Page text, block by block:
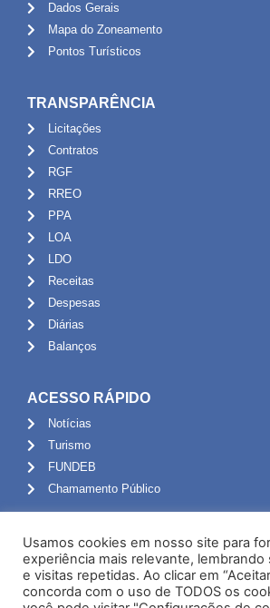
Dados Gerais
Mapa do Zoneamento
Pontos Turísticos
TRANSPARÊNCIA
Licitações
Contratos
RGF
RREO
PPA
LOA
LDO
Receitas
Despesas
Diárias
Balanços
ACESSO RÁPIDO
Notícias
Turismo
FUNDEB
Chamamento Público
Portal do Servidor
Webmail
Administração
Usamos cookies em nosso site para
experiência mais relevante, lembrando
e visitas repetidas. Ao clicar em
concorda com o uso de TODOS os